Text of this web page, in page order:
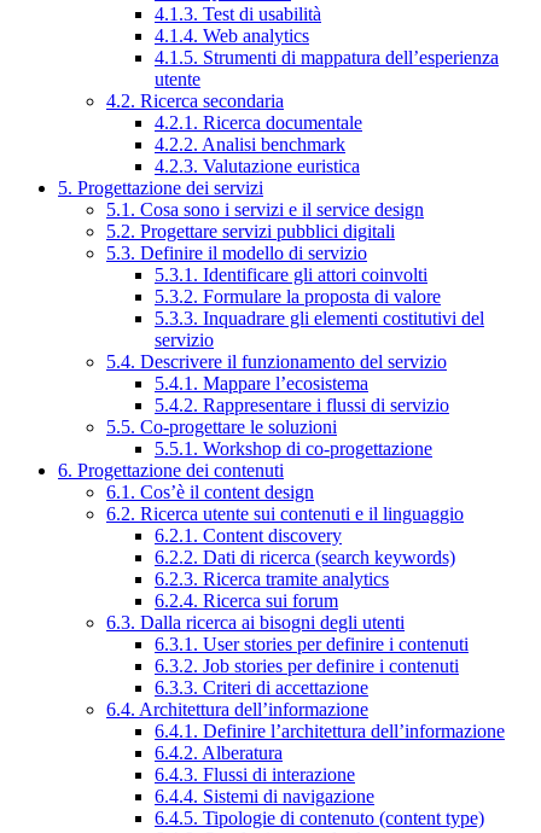
4.1.3. Test di usabilità
4.1.4. Web analytics
4.1.5. Strumenti di mappatura dell’esperienza
utente
4.2. Ricerca secondaria
4.2.1. Ricerca documentale
4.2.2. Analisi benchmark
4.2.3. Valutazione euristica
5. Progettazione dei servizi
5.1. Cosa sono i servizi e il service design
5.2. Progettare servizi pubblici digitali
5.3. Definire il modello di servizio
5.3.1. Identificare gli attori coinvolti
5.3.2. Formulare la proposta di valore
5.3.3. Inquadrare gli elementi costitutivi del
servizio
5.4. Descrivere il funzionamento del servizio
5.4.1. Mappare l’ecosistema
5.4.2. Rappresentare i flussi di servizio
5.5. Co-progettare le soluzioni
5.5.1. Workshop di co-progettazione
6. Progettazione dei contenuti
6.1. Cos’è il content design
6.2. Ricerca utente sui contenuti e il linguaggio
6.2.1. Content discovery
6.2.2. Dati di ricerca (search keywords)
6.2.3. Ricerca tramite analytics
6.2.4. Ricerca sui forum
6.3. Dalla ricerca ai bisogni degli utenti
6.3.1. User stories per definire i contenuti
6.3.2. Job stories per definire i contenuti
6.3.3. Criteri di accettazione
6.4. Architettura dell’informazione
6.4.1. Definire l’architettura dell’informazione
6.4.2. Alberatura
6.4.3. Flussi di interazione
6.4.4. Sistemi di navigazione
6.4.5. Tipologie di contenuto (content type)